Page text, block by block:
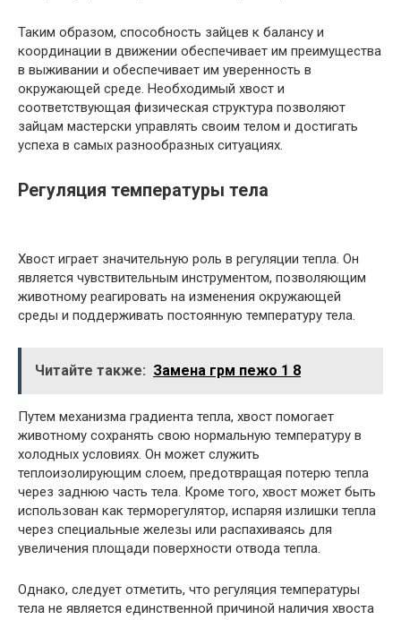
Таким образом, способность зайцев к балансу и
координации в движении обеспечивает им преимущества
в выживании и обеспечивает им уверенность в
окружающей среде. Необходимый хвост и
соответствующая физическая структура позволяют
зайцам мастерски управлять своим телом и достигать
успеха в самых разнообразных ситуациях.
Регуляция температуры тела
Хвост играет значительную роль в регуляции тепла. Он
является чувствительным инструментом, позволяющим
животному реагировать на изменения окружающей
среды и поддерживать постоянную температуру тела.
Читайте также: Замена грм пежо 1 8
Путем механизма градиента тепла, хвост помогает
животному сохранять свою нормальную температуру в
холодных условиях. Он может служить
теплоизолирующим слоем, предотвращая потерю тепла
через заднюю часть тела. Кроме того, хвост может быть
использован как терморегулятор, испаряя излишки тепла
через специальные железы или распахиваясь для
увеличения площади поверхности отвода тепла.
Однако, следует отметить, что регуляция температуры
тела не является единственной причиной наличия хвоста